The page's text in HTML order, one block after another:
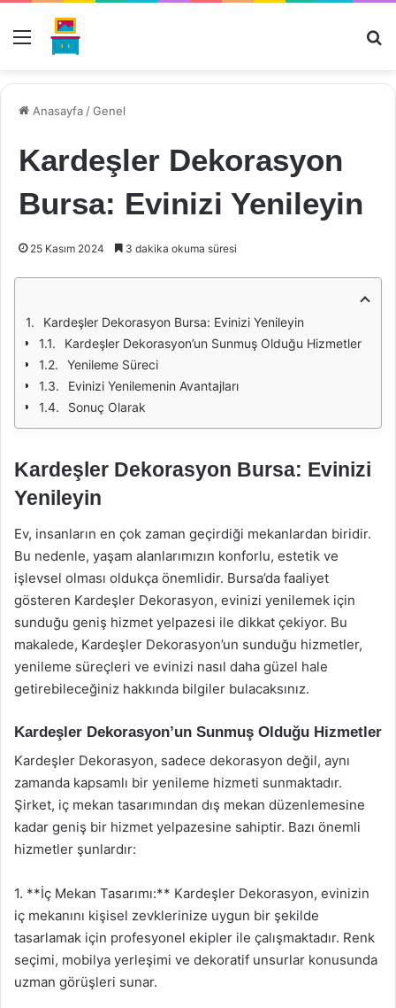
Menü
Anasayfa /Genel
Kardeşler Dekorasyon
Bursa: Evinizi Yenileyin
25 Kasım 2024 3 dakika okuma süresi
Kardeşler Dekorasyon Bursa: Evinizi Yenileyin
Kardeşler Dekorasyon’un Sunmuş Olduğu Hizmetler
Yenileme Süreci
Evinizi Yenilemenin Avantajları
Sonuç Olarak
Kardeşler Dekorasyon Bursa: Evinizi
Yenileyin
Ev, insanların en çok zaman geçirdiği mekanlardan biridir.
Bu nedenle, yaşam alanlarımızın konforlu, estetik ve
işlevsel olması oldukça önemlidir. Bursa’da faaliyet
gösteren Kardeşler Dekorasyon, evinizi yenilemek için
sunduğu geniş hizmet yelpazesi ile dikkat çekiyor. Bu
makalede, Kardeşler Dekorasyon’un sunduğu hizmetler,
yenileme süreçleri ve evinizi nasıl daha güzel hale
getirebileceğiniz hakkında bilgiler bulacaksınız.
Kardeşler Dekorasyon’un Sunmuş Olduğu Hizmetler
Kardeşler Dekorasyon, sadece dekorasyon değil, aynı
zamanda kapsamlı bir yenileme hizmeti sunmaktadır.
Şirket, iç mekan tasarımından dış mekan düzenlemesine
kadar geniş bir hizmet yelpazesine sahiptir. Bazı önemli
hizmetler şunlardır:
1. **İç Mekan Tasarımı:** Kardeşler Dekorasyon, evinizin
iç mekanını kişisel zevklerinize uygun bir şekilde
tasarlamak için profesyonel ekipler ile çalışmaktadır. Renk
seçimi, mobilya yerleşimi ve dekoratif unsurlar konusunda
uzman görüşleri sunar.